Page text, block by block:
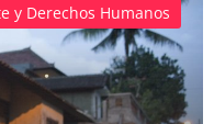
y Derechos Humanos